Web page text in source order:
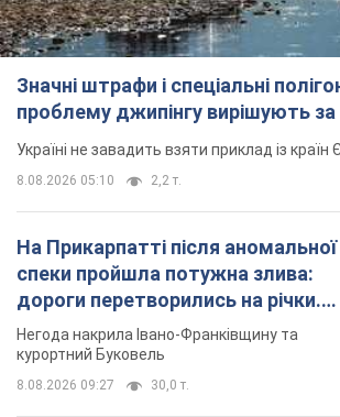
дороги перетворились на річки.
Відео
Негода накрила Івано-Франківщину та
8.08.2026 09:27
Жінці нарахували 729 тис. грн
за газ через покази зіпсованого
лічильника: суддя ухвалив
неочікуване рішення
Чи треба платити борг через донарахування
8 часов назад 31,2 т.